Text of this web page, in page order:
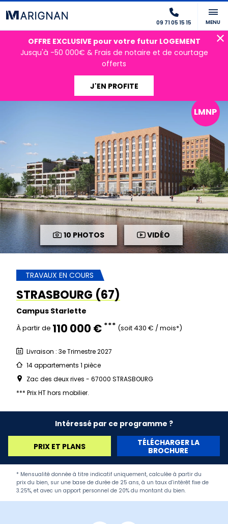
09 71 05 15 15 MENU
OFFRE EXCLUSIVE pour votre futur LOGEMENT
Jusqu'à -50 000€ & Frais de notaire et de courtage
offerts
J'EN PROFITE
LMNP
10 PHOTOS VIDÉO
TRAVAUX EN COURS
STRASBOURG (67)
Campus Starlette
À partir de 110 000 € *** (soit 430 € / mois*)
Livraison : 3e Trimestre 2027
14 appartements 1 pièce
Zac des deux rives - 67000 STRASBOURG
*** Prix HT hors mobilier.
Intéressé par ce programme ?
PRIX ET PLANS
TÉLÉCHARGER LA
BROCHURE
* Mensualité donnée à titre indicatif uniquement, calculée à partir du
prix du bien, sur une base de durée de 25 ans, à un taux d’intérêt fixe de
3.25%, et avec un apport personnel de 20% du montant du bien.